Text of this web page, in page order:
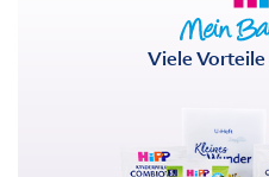
Viele